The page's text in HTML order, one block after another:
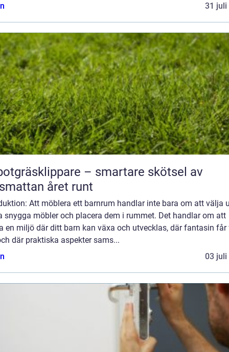
31 juli
– smartare skötsel av
året runt
Att möblera ett barnrum handlar inte bara om att välja
snygga möbler och placera dem i rummet. Det handlar om att
en miljö där ditt barn kan växa och utvecklas, där fantasin får
där praktiska aspekter sams...
03 juli